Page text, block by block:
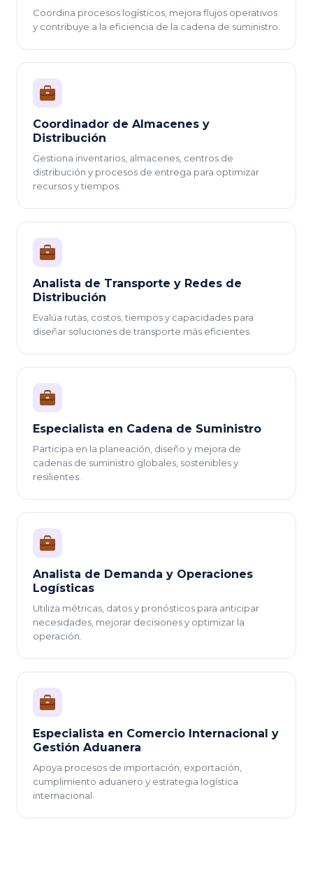
Coordina procesos logísticos, mejora flujos operativos
y contribuye a la eficiencia de la cadena de suministro.
Coordinador de Almacenes y
Distribución
Gestiona inventarios, almacenes, centros de
distribución y procesos de entrega para optimizar
recursos y tiempos.
Analista de Transporte y Redes de
Distribución
Evalúa rutas, costos, tiempos y capacidades para
diseñar soluciones de transporte más eficientes.
Especialista en Cadena de Suministro
Participa en la planeación, diseño y mejora de
cadenas de suministro globales, sostenibles y
resilientes.
Analista de Demanda y Operaciones
Logísticas
Utiliza métricas, datos y pronósticos para anticipar
necesidades, mejorar decisiones y optimizar la
operación.
Especialista en Comercio Internacional y
Gestión Aduanera
Apoya procesos de importación, exportación,
cumplimiento aduanero y estrategia logística
internacional.